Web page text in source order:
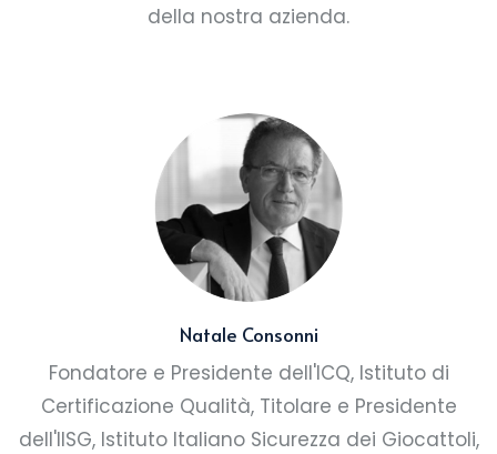
della nostra azienda.
Natale Consonni
Fondatore e Presidente dell'ICQ, Istituto di
Certificazione Qualità, Titolare e Presidente
dell'IISG, Istituto Italiano Sicurezza dei Giocattoli,